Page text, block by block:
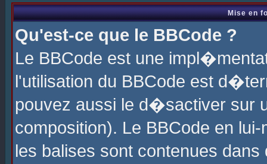
Mise en
Qu'est-ce que le BBCode ?
Le BBCode est une
l'utilisation du BBCode est
pouvez aussi le d�sactiver sur
composition). Le BBCode en
les balises sont contenues